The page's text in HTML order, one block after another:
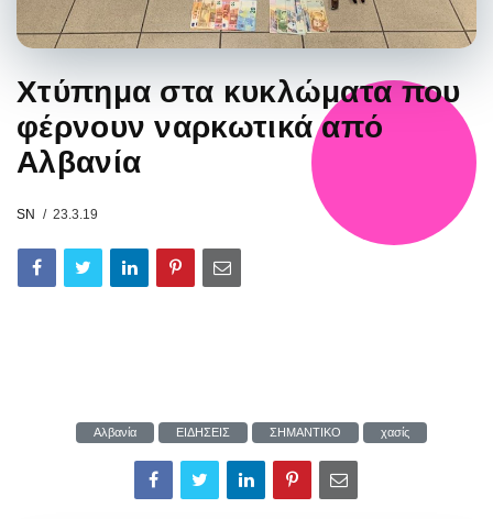
Χτύπημα στα κυκλώματα που
φέρνουν ναρκωτικά από
Αλβανία
SN 23.3.19
Αλβανία ΕΙΔΗΣΕΙΣ ΣΗΜΑΝΤΙΚΟ χασίς